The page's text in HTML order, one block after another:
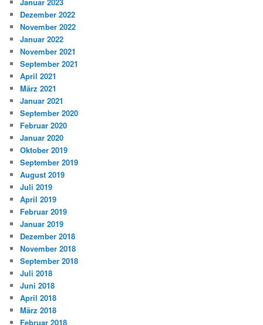
Januar 2023
Dezember 2022
November 2022
Januar 2022
November 2021
September 2021
April 2021
März 2021
Januar 2021
September 2020
Februar 2020
Januar 2020
Oktober 2019
September 2019
August 2019
Juli 2019
April 2019
Februar 2019
Januar 2019
Dezember 2018
November 2018
September 2018
Juli 2018
Juni 2018
April 2018
März 2018
Februar 2018